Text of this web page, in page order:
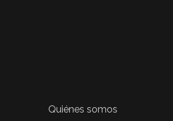
Quiénes somos